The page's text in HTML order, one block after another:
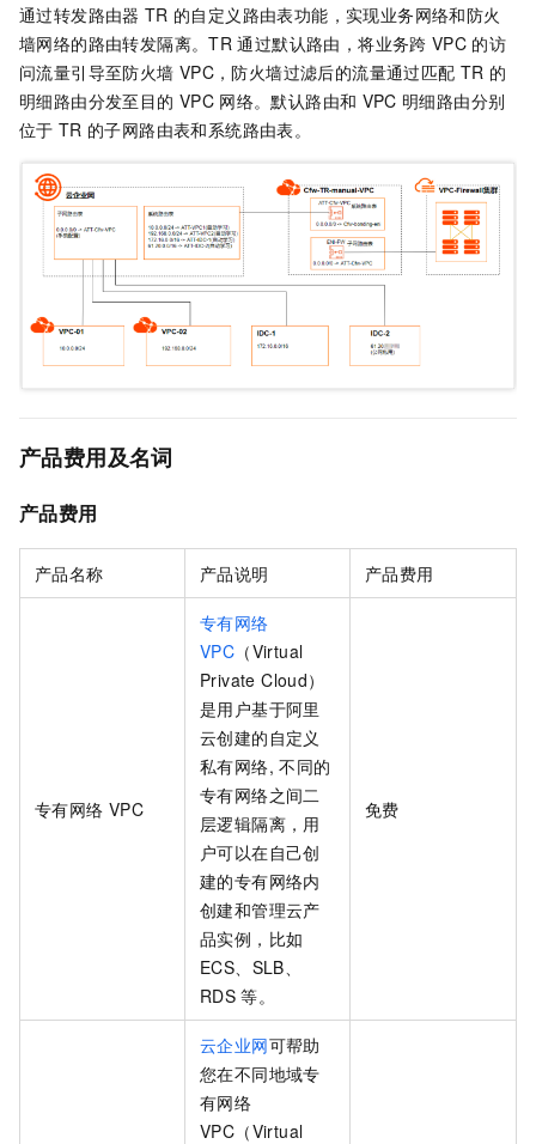
通过转发路由器 TR 的自定义路由表功能，实现业务网络和防火
墙网络的路由转发隔离。TR 通过默认路由，将业务跨 VPC 的访
问流量引导至防火墙 VPC，防火墙过滤后的流量通过匹配 TR 的
明细路由分发至目的 VPC 网络。默认路由和 VPC 明细路由分别
位于 TR 的子网路由表和系统路由表。
产品费用及名词
产品费用
产品名称 产品说明 产品费用
专有网络 VPC
专有网络
VPC （Virtual
Private Cloud）
是用户基于阿里
云创建的自定义
私有网络, 不同的
专有网络之间二
层逻辑隔离，用
户可以在自己创
建的专有网络内
创建和管理云产
品实例，比如
ECS、SLB、
RDS 等。
免费
云企业网可帮助
您在不同地域专
有网络
VPC（Virtual